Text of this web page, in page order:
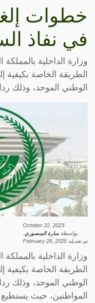
خطوات
في نفاذ
وزارة الداخلية
الطريقة الخاصة بكيفية
الوطني الموحد، وذلك
October 22, 2023
بواسطةسارة المنصوري
تم تعديله February 26, 2025
وزارة الداخلية
الطريقة الخاصة بكيفية
الوطني الموحد، وذلك
المواطنين، حيث